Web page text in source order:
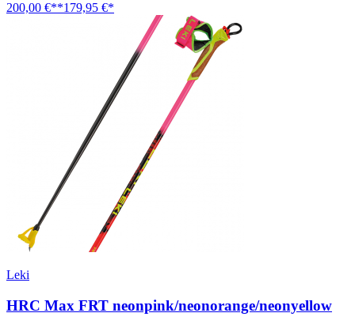
200,00 €**179,95 €*
Leki
HRC Max FRT neonpink/neonorange/neonyellow